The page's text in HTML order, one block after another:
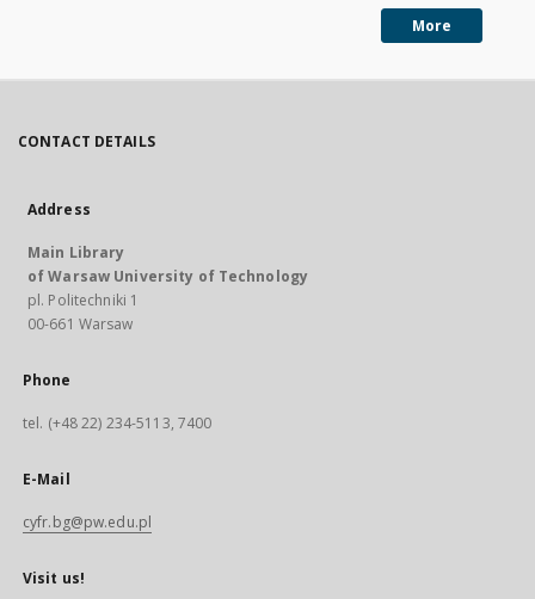
More
CONTACT DETAILS
Address
Main Library
of Warsaw University of Technology
pl. Politechniki 1
00-661 Warsaw
Phone
tel. (+48 22) 234-5113, 7400
E-Mail
cyfr.bg@pw.edu.pl
Visit us!